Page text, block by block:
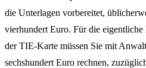
die Unterlagen vorbereitet,
vierhundert Euro. Für die
der TIE-Karte müssen Sie mit
sechshundert Euro rechnen,